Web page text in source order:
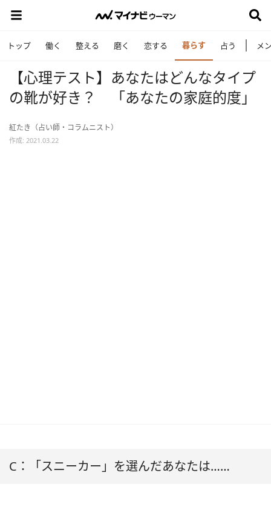
トップ 働く 整える 磨く 恋する 暮らす 占う メ
【心理テスト】あなたはどんなタイプ
の靴が好き？ 「あなたの家庭的度」
紅たき（占い師・コラムニスト）
作成: 2021.03.22
C：「スニーカー」を選んだあなたは……